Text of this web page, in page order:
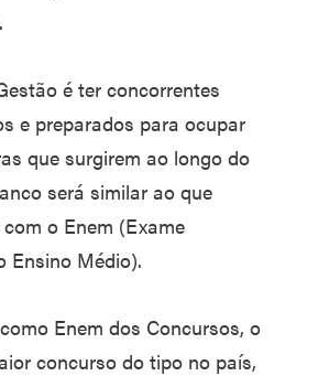
é ter concorrentes
e preparados para ocupar
que surgirem ao longo do
será similar ao que
o Enem (Exame
Ensino Médio).
Enem dos Concursos, o
concurso do tipo no país,